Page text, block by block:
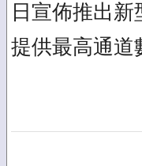
日宣佈推出
提供最高通道